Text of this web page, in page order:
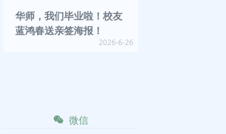
华师，我们毕业啦！校友
蓝鸿春送亲签海报！
2026-6-26
微信